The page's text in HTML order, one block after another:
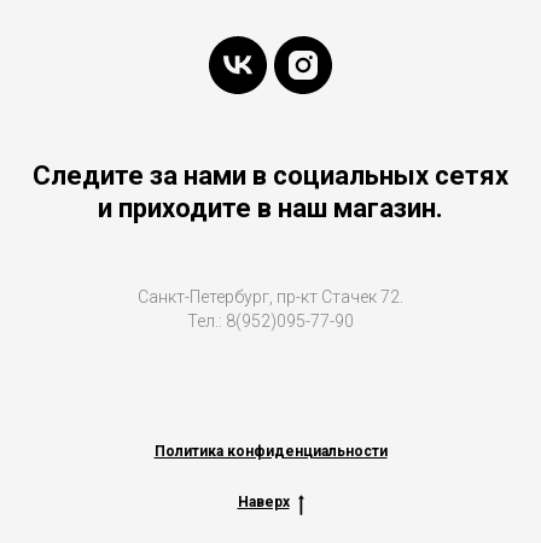
Следите за нами в социальных сетях
и приходите в наш магазин.
Санкт-Петербург, пр-кт Стачек 72.
Тел.: 8(952)095-77-90
Политика конфиденциальности
Наверх